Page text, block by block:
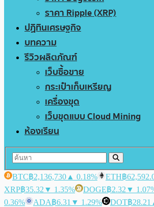
ราคา Ripple (XRP)
ปฏิทินเศรษฐกิจ
บทความ
รีวิวผลิตภัณฑ์
เว็บซื้อขาย
กระเป๋าเก็บเหรียญ
เครื่องขุด
เว็บขุดแบบ Cloud Mining
ห้องเรียน
BTC฿2,136,730 ▲ 0.18% ETH฿
XRP฿35.32 ▼ 1.35% DOGE฿2.32 ▼
0.36%
ADA฿6.31 ▼ 1.29% DOT฿28.21